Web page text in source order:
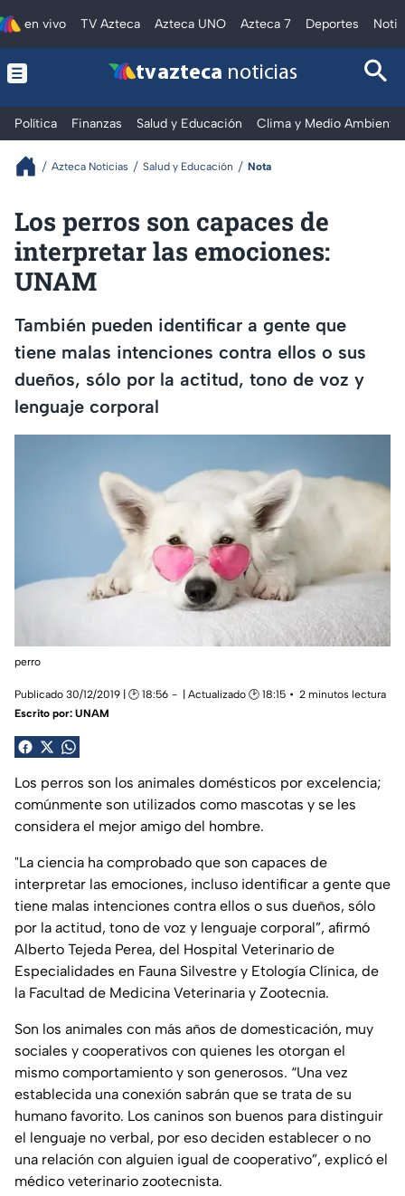
en vivo TV Azteca Azteca UNO Azteca 7 Deportes
tv azteca noticias
Política Finanzas Salud y Educación Clima y Medio Ambiente
Azteca Noticias Salud y Educación Nota
Los perros son capaces de
interpretar las emociones:
UNAM
También pueden identificar a gente que
tiene malas intenciones contra ellos o sus
dueños, sólo por la actitud, tono de voz y
lenguaje corporal
perro
Publicado 30/12/2019 | 🕑 18:56 | Actualizado 🕑 18:15
2 minutos lectura
Escrito por: UNAM
Los perros son los animales domésticos por excelencia;
comúnmente son utilizados como mascotas y se les
considera el mejor amigo del hombre.
"La ciencia ha comprobado que son capaces de
interpretar las emociones, incluso identificar a gente que
tiene malas intenciones contra ellos o sus dueños, sólo
por la actitud, tono de voz y lenguaje corporal”, afirmó
Alberto Tejeda Perea, del Hospital Veterinario de
Especialidades en Fauna Silvestre y Etología Clínica, de
la Facultad de Medicina Veterinaria y Zootecnia.
Son los animales con más años de domesticación, muy
sociales y cooperativos con quienes les otorgan el
mismo comportamiento y son generosos. “Una vez
establecida una conexión sabrán que se trata de su
humano favorito. Los caninos son buenos para distinguir
el lenguaje no verbal, por eso deciden establecer o no
una relación con alguien igual de cooperativo”, explicó el
médico veterinario zootecnista.